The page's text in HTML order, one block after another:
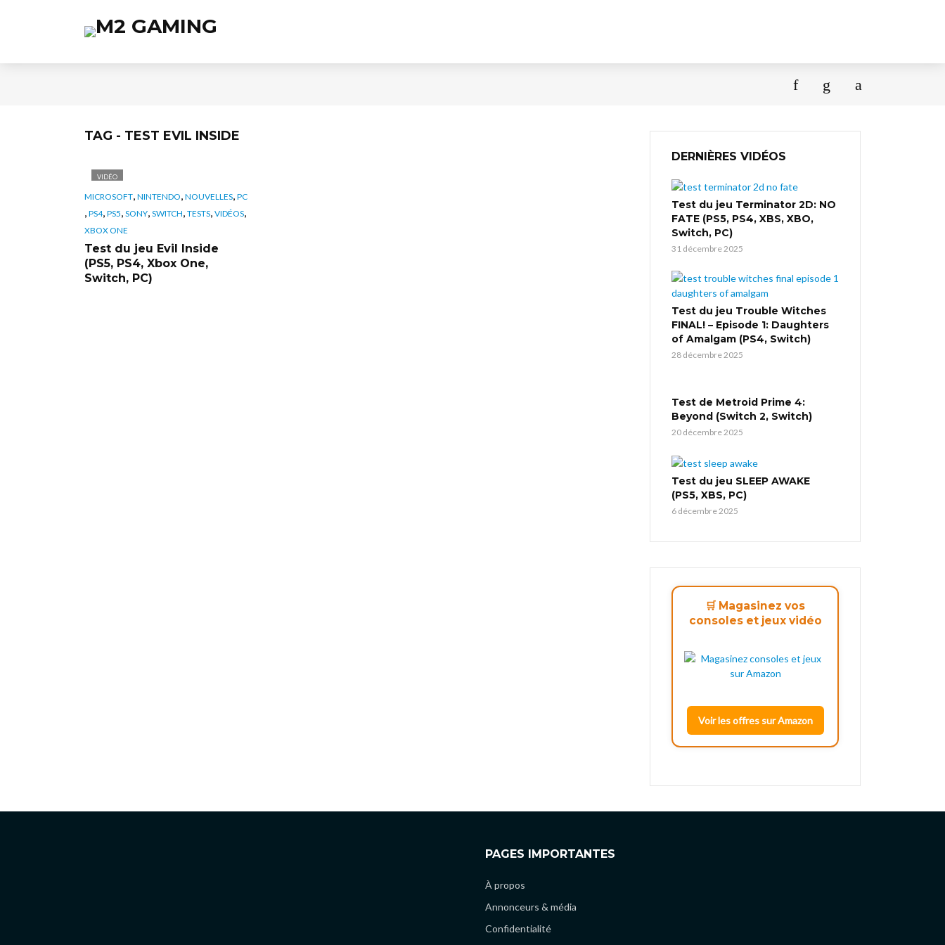
TAG - TEST EVIL INSIDE
VIDÉO
MICROSOFT, NINTENDO, NOUVELLES, PC
, PS4, PS5, SONY, SWITCH, TESTS, VIDÉOS,
XBOX ONE
Test du jeu Evil Inside
(PS5, PS4, Xbox One,
Switch, PC)
DERNIÈRES VIDÉOS
Test du jeu Terminator 2D: NO
FATE (PS5, PS4, XBS, XBO,
Switch, PC)
31 décembre 2025
Test du jeu Trouble Witches
FINAL! – Episode 1: Daughters
of Amalgam (PS4, Switch)
28 décembre 2025
Test de Metroid Prime 4:
Beyond (Switch 2, Switch)
20 décembre 2025
Test du jeu SLEEP AWAKE
(PS5, XBS, PC)
6 décembre 2025
🛒 Magasinez vos
consoles et jeux vidéo
Voir les offres sur Amazon
PAGES IMPORTANTES
À propos
Annonceurs & média
Confidentialité